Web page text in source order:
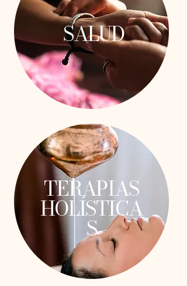
SALUD
TERAPIAS
HOLÍSTICA
S